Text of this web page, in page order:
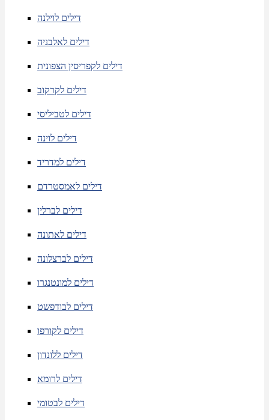
דילים לוילנה
דילים לאלבניה
דילים לקפריסין הצפונית
דילים לקרקוב
דילים לטביליסי
דילים לוינה
דילים למדריד
דילים לאמסטרדם
דילים לברלין
דילים לאתונה
דילים לברצלונה
דילים למונטנגרו
דילים לבודפשט
דילים לקורפו
דילים ללונדון
דילים לרומא
דילים לבטומי